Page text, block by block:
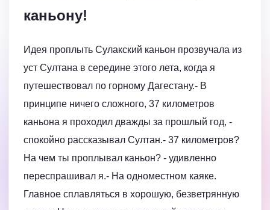
каньону!
Идея проплыть Сулакский каньон прозвучала из
уст Султана в середине этого лета, когда я
путешествовал по горному Дагестану.- В
принципе ничего сложного, 37 километров
каньона я проходил дважды за прошлый год, -
спокойно рассказывал Султан.- 37 километров?
На чем ты проплывал каньон? - удивленно
переспрашивал я.- На одноместном каяке.
Главное сплавляться в хорошую, безветрянную